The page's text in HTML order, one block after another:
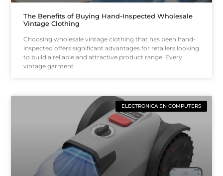
The Benefits of Buying Hand-Inspected Wholesale
Vintage Clothing
Choosing wholesale vintage clothing that has been hand-
inspected offers significant advantages for retailers looking
to build a reliable and attractive product range. Every
vintage garment
ELECTRONICA EN COMPUTERS